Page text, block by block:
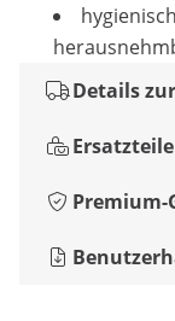
Details
Ersatzteile